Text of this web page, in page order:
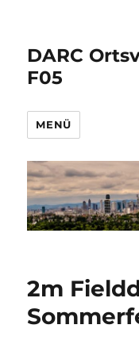
DARC
F05
MENÜ
2m